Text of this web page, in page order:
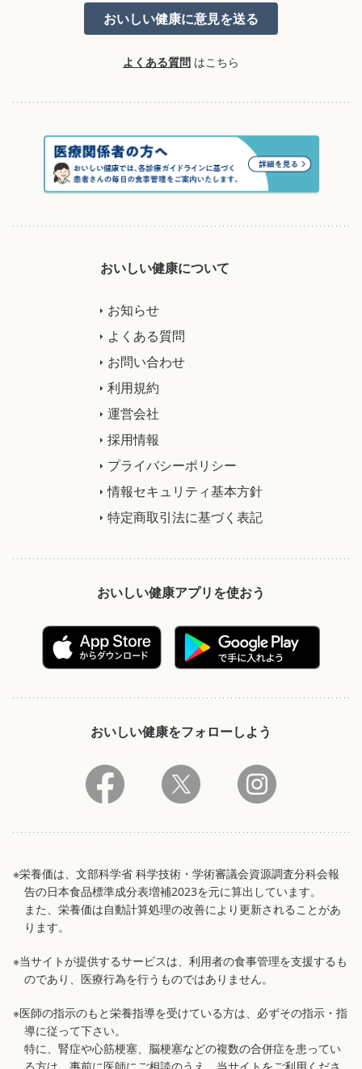
よくある質問 はこちら
おいしい健康について
お知らせ
よくある質問
お問い合わせ
利用規約
運営会社
採用情報
プライバシーポリシー
情報セキュリティ基本方針
特定商取引法に基づく表記
おいしい健康アプリを使おう
おいしい健康をフォローしよう
※栄養価は、文部科学省 科学技術・学術審議会資源調査分科会報
告の日本食品標準成分表増補2023を元に算出しています。
また、栄養価は自動計算処理の改善により更新されることがあ
ります。
※当サイトが提供するサービスは、利用者の食事管理を支援するも
のであり、医療行為を行うものではありません。
※医師の指示のもと栄養指導を受けている方は、必ずその指示・指
導に従って下さい。
特に、腎症や心筋梗塞、脳梗塞などの複数の合併症を患ってい